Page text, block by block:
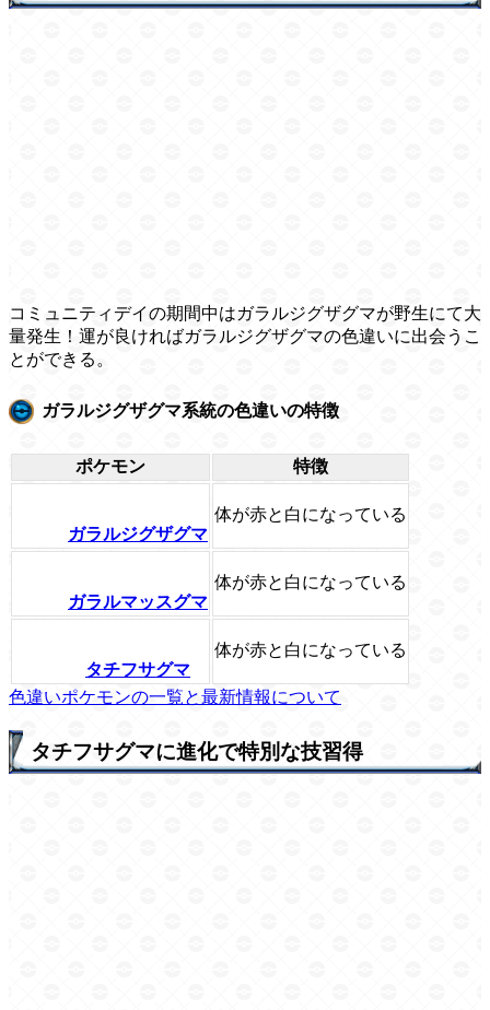
コミュニティデイの期間中はガラルジグザグマが野生にて大
量発生！運が良ければガラルジグザグマの色違いに出会うこ
とができる。
ガラルジグザグマ系統の色違いの特徴
ポケモン 特徴
ガラルジグザグマ
体が赤と白になっている
ガラルマッスグマ
体が赤と白になっている
タチフサグマ
体が赤と白になっている
色違いポケモンの一覧と最新情報について
タチフサグマに進化で特別な技習得